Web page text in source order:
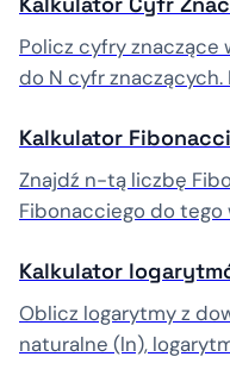
Policz cyfry znaczące
do N cyfr
Kalkulator
Znajdź n-tą liczbę
Fibonacciego do tego
Kalkulator
Oblicz logarytmy z
naturalne (ln),